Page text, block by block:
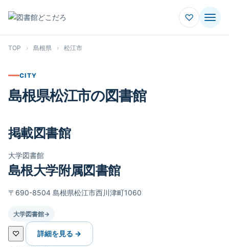
♡
TOP › 島根県 › 松江市
CITY
島根県松江市の図書館
掲載図書館
大学図書館
島根大学附属図書館
〒690-8504 島根県松江市西川津町1060
大学図書館→
♡ 詳細を見る →